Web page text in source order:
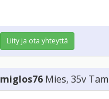
Liity ja ota yhteyttä
miglos76 Mies, 35v